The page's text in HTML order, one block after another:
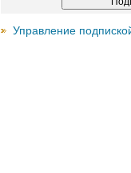
Управление